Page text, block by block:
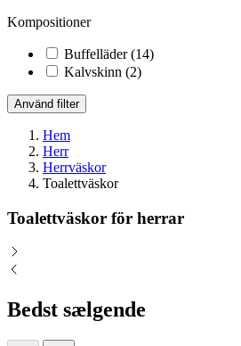
Kompositioner
Buffelläder (14)
Kalvskinn (2)
Använd filter
Hem
Herr
Herrväskor
Toalettväskor
Toalettväskor för herrar
Bedst sælgende